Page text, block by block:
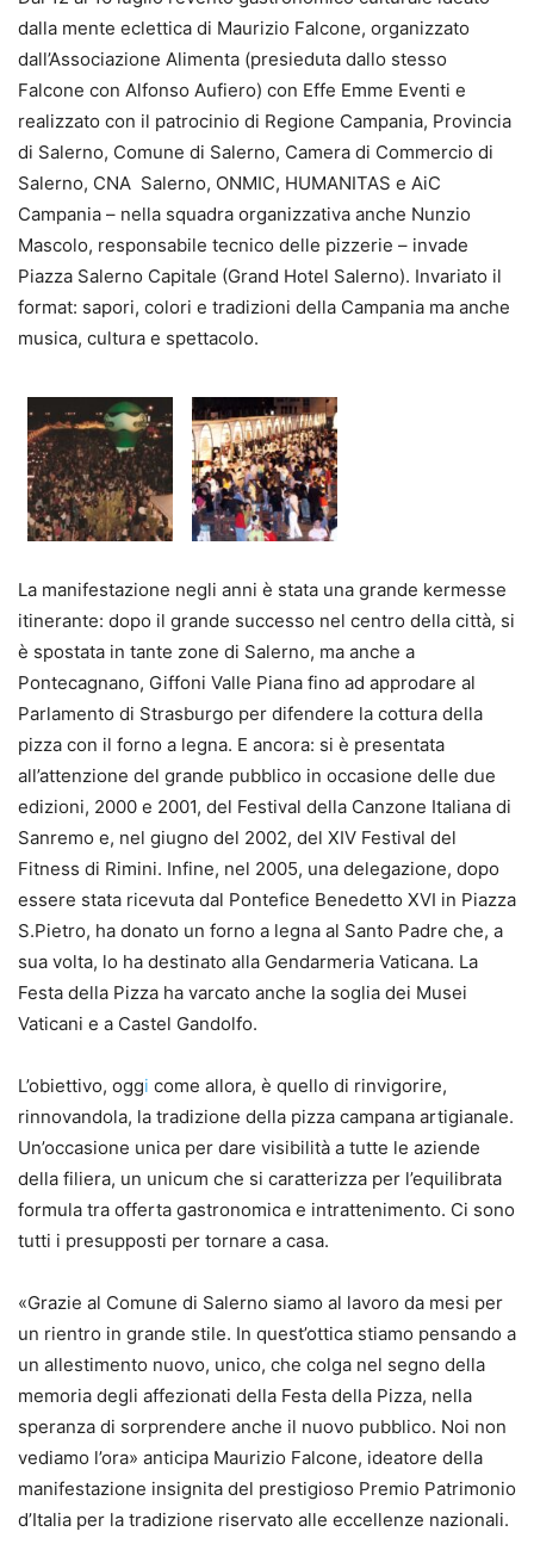
dalla mente eclettica di Maurizio Falcone, organizzato
dall’Associazione Alimenta (presieduta dallo stesso
Falcone con Alfonso Aufiero) con Effe Emme Eventi e
realizzato con il patrocinio di Regione Campania, Provincia
di Salerno, Comune di Salerno, Camera di Commercio di
Salerno, CNA Salerno, ONMIC, HUMANITAS e AiC
Campania – nella squadra organizzativa anche Nunzio
Mascolo, responsabile tecnico delle pizzerie – invade
Piazza Salerno Capitale (Grand Hotel Salerno). Invariato il
format: sapori, colori e tradizioni della Campania ma anche
musica, cultura e spettacolo.
La manifestazione negli anni è stata una grande kermesse
itinerante: dopo il grande successo nel centro della città, si
è spostata in tante zone di Salerno, ma anche a
Pontecagnano, Giffoni Valle Piana fino ad approdare al
Parlamento di Strasburgo per difendere la cottura della
pizza con il forno a legna. E ancora: si è presentata
all’attenzione del grande pubblico in occasione delle due
edizioni, 2000 e 2001, del Festival della Canzone Italiana di
Sanremo e, nel giugno del 2002, del XIV Festival del
Fitness di Rimini. Infine, nel 2005, una delegazione, dopo
essere stata ricevuta dal Pontefice Benedetto XVI in Piazza
S.Pietro, ha donato un forno a legna al Santo Padre che, a
sua volta, lo ha destinato alla Gendarmeria Vaticana. La
Festa della Pizza ha varcato anche la soglia dei Musei
Vaticani e a Castel Gandolfo.
L’obiettivo, oggi come allora, è quello di rinvigorire,
rinnovandola, la tradizione della pizza campana artigianale.
Un’occasione unica per dare visibilità a tutte le aziende
della filiera, un unicum che si caratterizza per l’equilibrata
formula tra offerta gastronomica e intrattenimento. Ci sono
tutti i presupposti per tornare a casa.
«Grazie al Comune di Salerno siamo al lavoro da mesi per
un rientro in grande stile. In quest’ottica stiamo pensando a
un allestimento nuovo, unico, che colga nel segno della
memoria degli affezionati della Festa della Pizza, nella
speranza di sorprendere anche il nuovo pubblico. Noi non
vediamo l’ora» anticipa Maurizio Falcone, ideatore della
manifestazione insignita del prestigioso Premio Patrimonio
d’Italia per la tradizione riservato alle eccellenze nazionali.